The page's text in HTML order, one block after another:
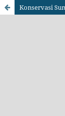
Konservasi